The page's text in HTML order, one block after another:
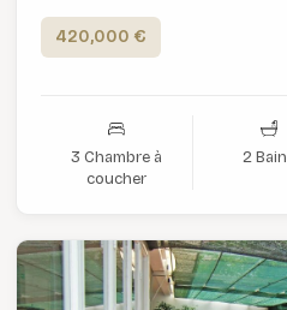
420,000 €
3 Chambre à
coucher
2